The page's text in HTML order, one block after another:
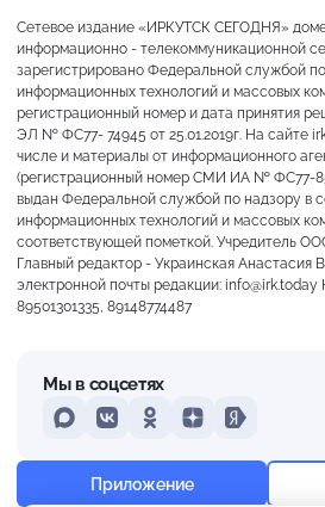
+21° Ощущается
Сетевое издание «ИРКУТСК СЕГОДНЯ»
информационно - телекоммуникационной
зарегистрировано Федеральной службой
информационных технологий и массовых
регистрационный номер и дата принятия
ЭЛ № ФС77- 74945 от 25.01.2019г. На сайте
числе и материалы от информационного
(регистрационный номер СМИ ИА № ФС77-
выдан Федеральной службой по надзору в
информационных технологий и массовых
соответствующей пометкой. Учредитель
Главный редактор - Украинская Анастасия
электронной почты редакции:
89501301335, 89148774487
Мы в соцсетях
MAXVKontakteOdnoklassniki
DzenYandex
Приложение